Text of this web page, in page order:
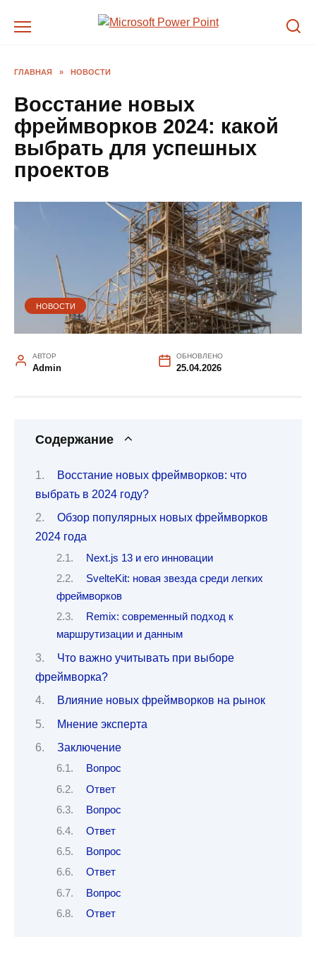
ГЛАВНАЯ » НОВОСТИ
Восстание новых
фреймворков 2024: какой
выбрать для успешных
проектов
НОВОСТИ
АВТОР
Admin
ОБНОВЛЕНО
25.04.2026
Содержание
Восстание новых фреймворков: что
выбрать в 2024 году?
Обзор популярных новых фреймворков
2024 года
Next.js 13 и его инновации
SvelteKit: новая звезда среди легких
фреймворков
Remix: современный подход к
маршрутизации и данным
Что важно учитывать при выборе
фреймворка?
Влияние новых фреймворков на рынок
Мнение эксперта
Заключение
Вопрос
Ответ
Вопрос
Ответ
Вопрос
Ответ
Вопрос
Ответ